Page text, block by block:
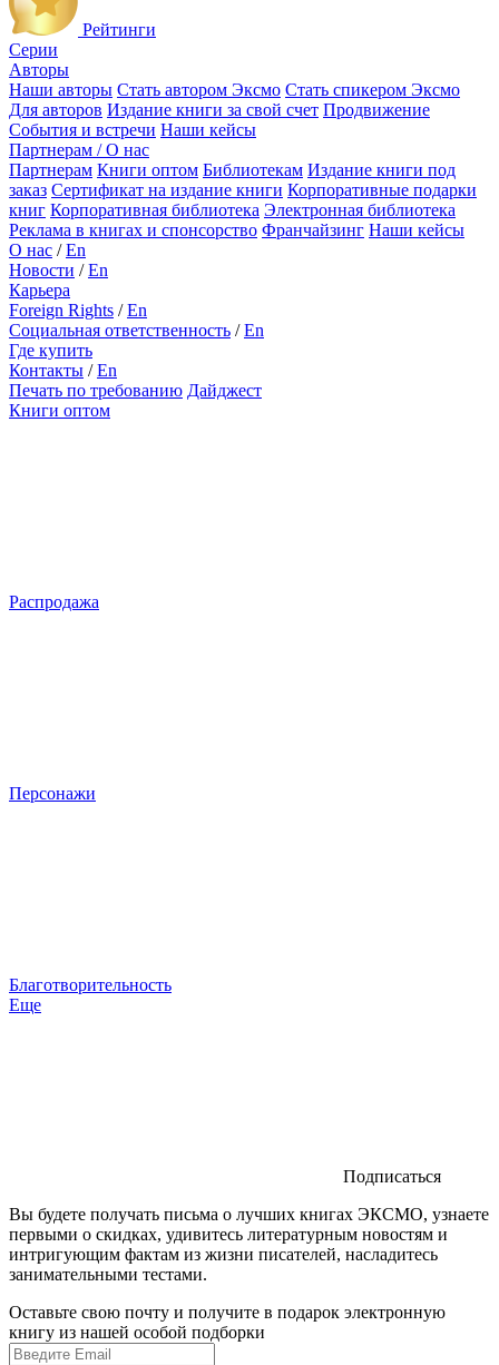
Рейтинги
Серии
Авторы
Наши авторы Стать автором Эксмо Стать спикером Эксмо
Для авторов Издание книги за свой счет Продвижение
События и встречи Наши кейсы
Партнерам / О нас
Партнерам Книги оптом Библиотекам Издание книги под
заказ Сертификат на издание книги Корпоративные подарки
книг Корпоративная библиотека Электронная библиотека
Реклама в книгах и спонсорство Франчайзинг Наши кейсы
О нас /En
Новости /En
Карьера
Foreign Rights /En
Социальная ответственность /En
Где купить
Контакты /En
Печать по требованию Дайджест
Книги оптом
Распродажа
Персонажи
Благотворительность
Еще
Подписаться
Вы будете получать письма о лучших книгах ЭКСМО, узнаете
первыми о скидках, удивитесь литературным новостям и
интригующим фактам из жизни писателей, насладитесь
занимательными тестами.
Оставьте свою почту и получите в подарок электронную
книгу из нашей особой подборки